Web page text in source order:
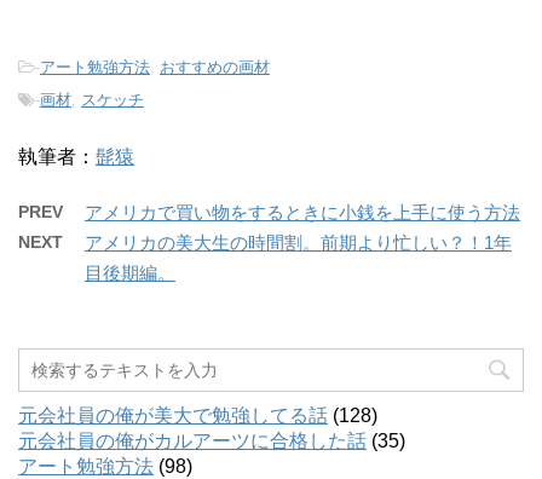
-アート勉強方法 おすすめの画材
-画材 スケッチ
執筆者： 髭猿
PREV アメリカで買い物をするときに小銭を上手に使う方法
NEXT
アメリカの美大生の時間割。前期より忙しい？！1年
目後期編。
元会社員の俺が美大で勉強してる話 (128)
元会社員の俺がカルアーツに合格した話 (35)
アート勉強方法 (98)